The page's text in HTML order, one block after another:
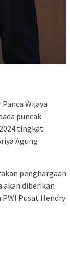
Wijaya
puncak
tingkat
Agung
penghargaan
akan diberikan
Pusat Hendry